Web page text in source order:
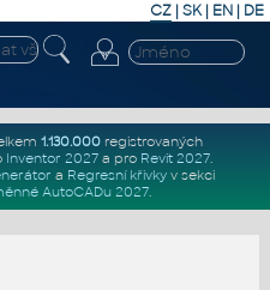
CZ | SK| EN | DE
1.130.000registrovaných
Inventor 2027a pro Revit 2027.
a Regresní křivkyv sekci
AutoCADu 2027.